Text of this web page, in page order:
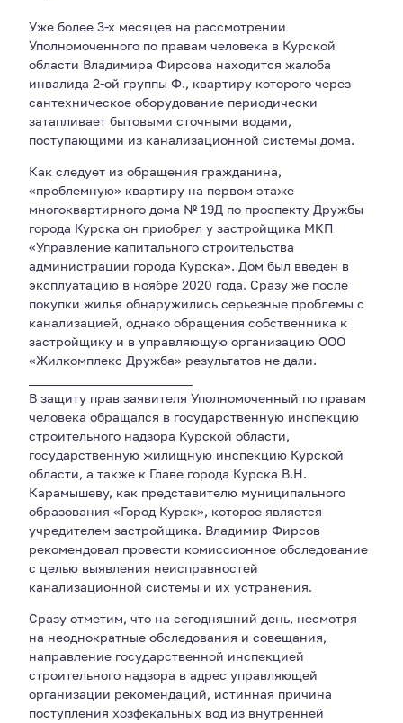
Уже более 3-х месяцев на рассмотрении
Уполномоченного по правам человека в Курской
области Владимира Фирсова находится жалоба
инвалида 2-ой группы Ф., квартиру которого через
сантехническое оборудование периодически
затапливает бытовыми сточными водами,
поступающими из канализационной системы дома.
Как следует из обращения гражданина,
«проблемную» квартиру на первом этаже
многоквартирного дома № 19Д по проспекту Дружбы
города Курска он приобрел у застройщика МКП
«Управление капитального строительства
администрации города Курска». Дом был введен в
эксплуатацию в ноябре 2020 года. Сразу же после
покупки жилья обнаружились серьезные проблемы с
канализацией, однако обращения собственника к
застройщику и в управляющую организацию ООО
«Жилкомплекс Дружба» результатов не дали.
В защиту прав заявителя Уполномоченный по правам
человека обращался в государственную инспекцию
строительного надзора Курской области,
государственную жилищную инспекцию Курской
области, а также к Главе города Курска В.Н.
Карамышеву, как представителю муниципального
образования «Город Курск», которое является
учредителем застройщика. Владимир Фирсов
рекомендовал провести комиссионное обследование
с целью выявления неисправностей
канализационной системы и их устранения.
Сразу отметим, что на сегодняшний день, несмотря
на неоднократные обследования и совещания,
направление государственной инспекцией
строительного надзора в адрес управляющей
организации рекомендаций, истинная причина
поступления хозфекальных вод из внутренней